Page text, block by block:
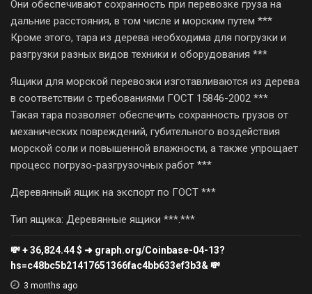
Они обеспечивают сохранность при перевозке груза на
дальние расстояния, в том числе и морским путем ***
Кроме этого, тара из дерева необходима для погрузки и
разгрузки разных видов техники и оборудования ***
Ящики для морской перевозки изготавливаются из дерева
в соответствии с требованиями ГОСТ 15846-2002 ***
Такая тара позволяет обеспечить сохранность грузов от
механических повреждений, губительного воздействия
морской соли и повышенной влажности, а также упрощает
процесс погрузо-разгрузочных работ ***
Деревянный ящик на экспорт по ГОСТ ***
Тип ящика: Деревянные ящики ***.***
💸 + 36,824.44 $ ➜ graph.org/Coinbase-04-13?
hs=c48bc5b21417651366fac4bb633ef3b3& 💸
3 months ago